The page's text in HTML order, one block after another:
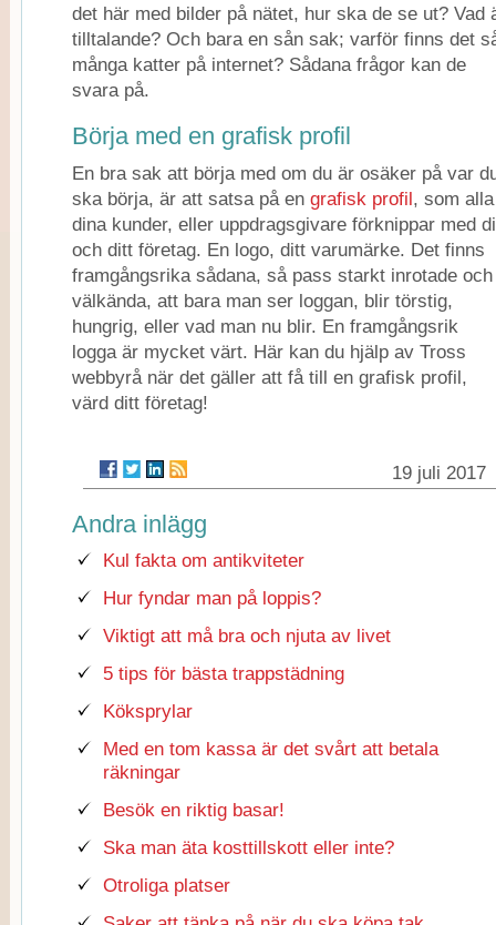
det här med bilder på nätet, hur ska de se ut? Vad
tilltalande? Och bara en sån sak; varför finns det
många katter på internet? Sådana frågor kan de
svara på.
Börja med en grafisk profil
En bra sak att börja med om du är osäker på var
ska börja, är att satsa på en grafisk profil, som alla
dina kunder, eller uppdragsgivare förknippar med
och ditt företag. En logo, ditt varumärke. Det finns
framgångsrika sådana, så pass starkt inrotade och
välkända, att bara man ser loggan, blir törstig,
hungrig, eller vad man nu blir. En framgångsrik
logga är mycket värt. Här kan du hjälp av Tross
webbyrå när det gäller att få till en grafisk profil,
värd ditt företag!
19 juli 2017
Andra inlägg
Kul fakta om antikviteter
Hur fyndar man på loppis?
Viktigt att må bra och njuta av livet
5 tips för bästa trappstädning
Köksprylar
Med en tom kassa är det svårt att betala
räkningar
Besök en riktig basar!
Ska man äta kosttillskott eller inte?
Otroliga platser